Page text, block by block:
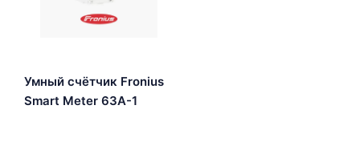
Умный счётчик Fronius
Smart Meter 63A-1